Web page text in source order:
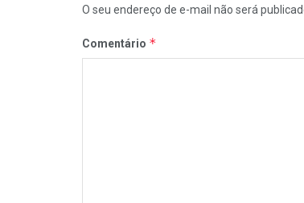
O seu endereço de e-mail não será
Comentário *